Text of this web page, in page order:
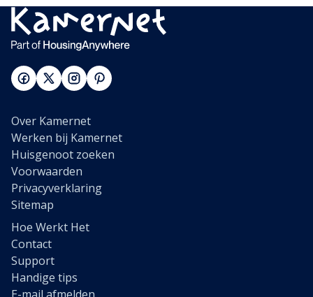
Over Kamernet
Werken bij Kamernet
Huisgenoot zoeken
Voorwaarden
Privacyverklaring
Sitemap
Hoe Werkt Het
Contact
Support
Handige tips